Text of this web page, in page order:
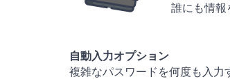
誰にも情報
自動入力オプション
複雑なパスワードを何度も入力